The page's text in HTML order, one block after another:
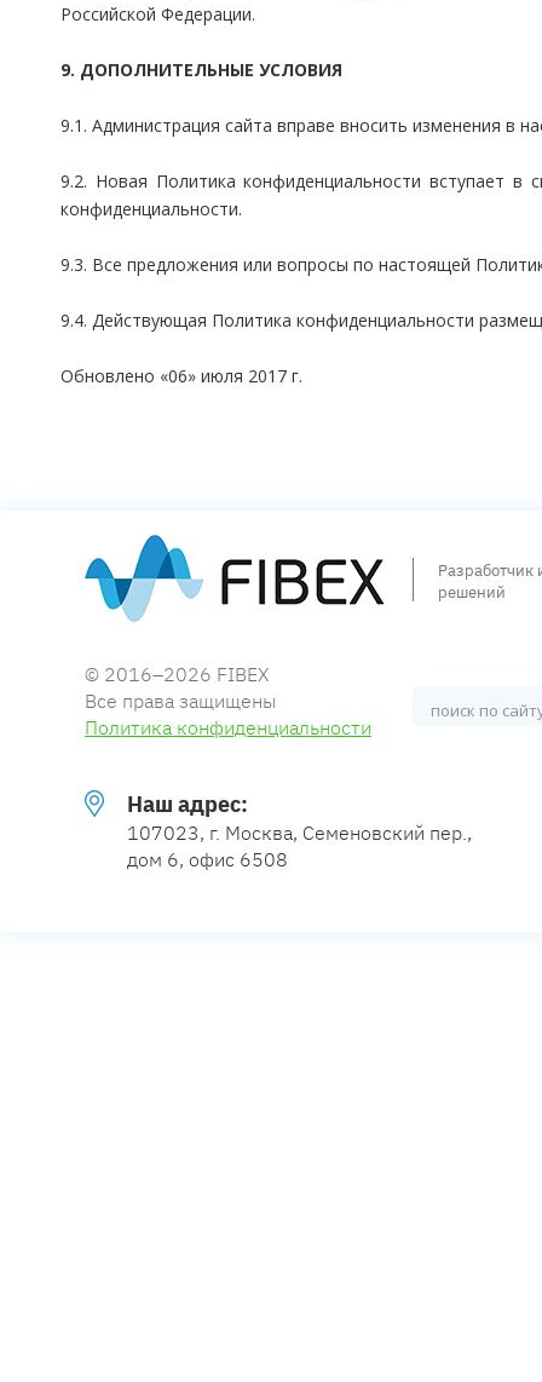
Российской Федерации.
9. ДОПОЛНИТЕЛЬНЫЕ УСЛОВИЯ
9.1. Администрация сайта вправе вносить изменения в
9.2. Новая Политика конфиденциальности вступает
конфиденциальности.
9.3. Все предложения или вопросы по настоящей
9.4. Действующая Политика конфиденциальности
Обновлено «06» июля 2017 г.
Разработчик
решений
© 2016–2026 FIBEX
Все права защищены
Политика конфиденциальности
Наш адрес:
107023, г. Москва, Семеновский пер.,
дом 6, офис 6508